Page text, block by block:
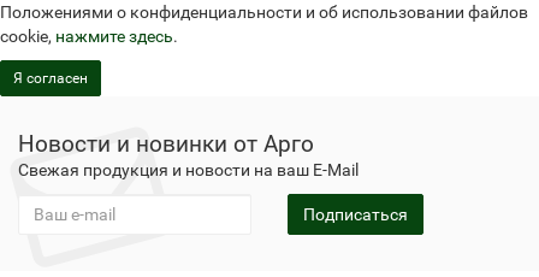
Положениями о конфиденциальности и об использовании файлов
cookie, нажмите здесь.
Я согласен
Новости и новинки от Арго
Свежая продукция и новости на ваш E-Mail
Подписаться